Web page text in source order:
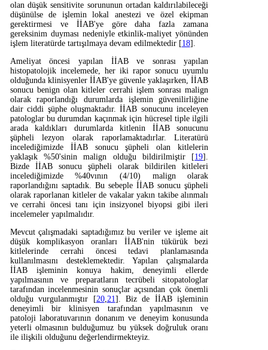
olan düşük sensitivite sorununun ortadan kaldırılabileceği
düşünülse de işlemin lokal anestezi ve özel ekipman
gerektirmesi ve İİAB'ye göre daha fazla zamana
gereksinim duyması nedeniyle etkinlik-maliyet yönünden
işlem literatürde tartışılmaya devam edilmektedir [18].
Ameliyat öncesi yapılan İİAB ve sonrası yapılan
histopatolojik incelemede, her iki rapor sonucu uyumlu
olduğunda klinisyenler İİAB'ye güvenle yaklaşırken, İİAB
sonucu benign olan kitleler cerrahi işlem sonrası malign
olarak raporlandığı durumlarda işlemin güvenilirliğine
dair ciddi şüphe oluşmaktadır. İİAB sonucunu inceleyen
patologlar bu durumdan kaçınmak için hücresel tiple ilgili
arada kaldıkları durumlarda kitlenin İİAB sonucunu
şüpheli lezyon olarak raporlamaktadırlar. Literatürü
incelediğimizde İİAB sonucu şüpheli olan kitlelerin
yaklaşık %50'sinin malign olduğu bildirilmiştir [19].
Bizde İİAB sonucu şüpheli olarak bildirilen kitleleri
incelediğimizde %40vının (4/10) malign olarak
raporlandığını saptadık. Bu sebeple İİAB sonucu şüpheli
olarak raporlanan kitleler de vakalar yakın takibe alınmalı
ve cerrahi öncesi tanı için insizyonel biyopsi gibi ileri
incelemeler yapılmalıdır.
Mevcut çalışmadaki saptadığımız bu veriler ve işleme ait
düşük komplikasyon oranları İİAB'nin tükürük bezi
kitlelerinde cerrahi öncesi tedavi planlamasında
kullanılmasını desteklemektedir. Yapılan çalışmalarda
İİAB işleminin konuya hakim, deneyimli ellerde
yapılmasının ve preparatların tecrübeli sitopatologlar
tarafından incelenmesinin sonuçlar açısından çok önemli
olduğu vurgulanmıştır [20,21]. Biz de İİAB işleminin
deneyimli bir klinisyen tarafından yapılmasının ve
patoloji laboratuvarının donanım ve deneyim konusunda
yeterli olmasının bulduğumuz bu yüksek doğruluk oranı
ile ilişkili olduğunu değerlendirmekteyiz.